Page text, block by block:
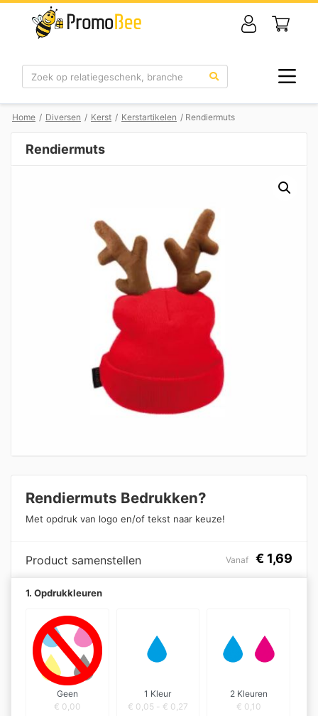
Zoek
Home / Diversen / Kerst / Kerstartikelen / Rendiermuts
Rendiermuts
Rendiermuts Bedrukken?
Met opdruk van logo en/of tekst naar keuze!
Product samenstellen Vanaf € 1,69
1. Opdrukkleuren
Geen
€ 0,00
1 Kleur
€ 0,05 - € 0,27
2 Kleuren
€ 0,10